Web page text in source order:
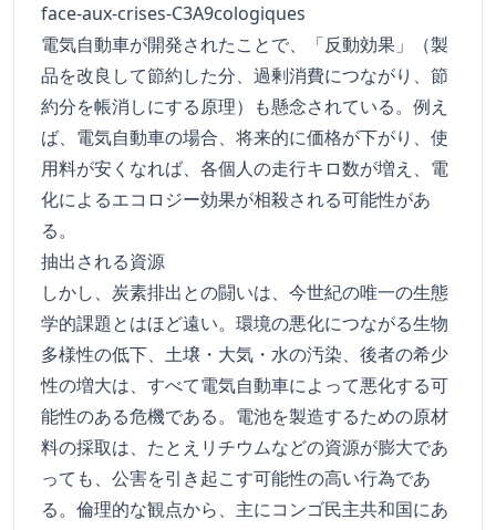
face-aux-crises-C3A9cologiques
電気自動車が開発されたことで、「反動効果」（製
品を改良して節約した分、過剰消費につながり、節
約分を帳消しにする原理）も懸念されている。例え
ば、電気自動車の場合、将来的に価格が下がり、使
用料が安くなれば、各個人の走行キロ数が増え、電
化によるエコロジー効果が相殺される可能性があ
る。
抽出される資源
しかし、炭素排出との闘いは、今世紀の唯一の生態
学的課題とはほど遠い。環境の悪化につながる生物
多様性の低下、土壌・大気・水の汚染、後者の希少
性の増大は、すべて電気自動車によって悪化する可
能性のある危機である。電池を製造するための原材
料の採取は、たとえリチウムなどの資源が膨大であ
っても、公害を引き起こす可能性の高い行為であ
る。倫理的な観点から、主にコンゴ民主共和国にあ